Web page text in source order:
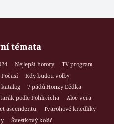
témata
Nejlepší horory
TV program
Počasí
Kdy budou volby
katalog
7 pádů Honzy Dědka
podle Pohlreicha
Aloe vera
ascendentu
Tvarohové knedlíky
Švestkový koláč